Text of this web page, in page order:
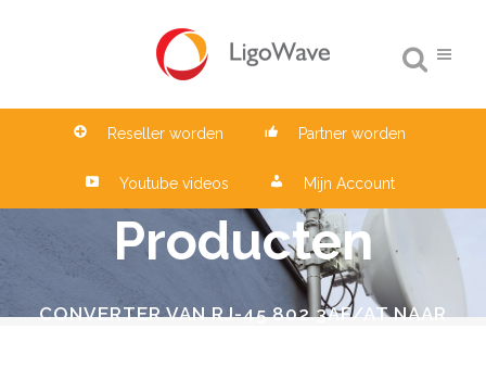
Reseller worden Partner worden
Youtube videos Mijn Account
Producten
CONVERTER VAN RJ-45 802.3AF/AT NAAR